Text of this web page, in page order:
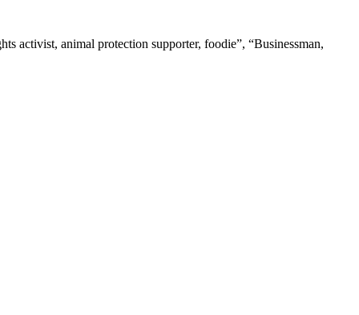
activist, animal protection supporter, foodie”, “Businessman,